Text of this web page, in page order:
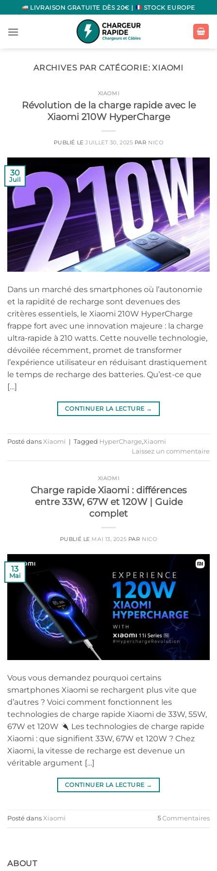
Passer
au
contenu
LIVRAISON GRATUITE DÈS 20€ | STOCK EUROPE
ARCHIVES PAR CATÉGORIE:XIAOMI
XIAOMI
Révolution de la charge rapide avec le
Xiaomi 210W HyperCharge
PUBLIÉ LEJUILLET 30, 2025 PAR NICO
30
Juil
Dans un marché des smartphones où l’autonomie
et la rapidité de recharge sont devenues des
critères essentiels, le Xiaomi 210W HyperCharge
frappe fort avec une innovation majeure : la charge
ultra-rapide à 210 watts. Cette nouvelle technologie,
dévoilée récemment, promet de transformer
l’expérience utilisateur en réduisant drastiquement
le temps de recharge des batteries. Qu’est-ce que
[…]
CONTINUER LA LECTURE →
Posté dans Xiaomi | Tagged HyperCharge,Xiaomi
Laissez un commentaire
XIAOMI
Charge rapide Xiaomi : différences
entre 33W, 67W et 120W | Guide
complet
PUBLIÉ LE MAI 13, 2025 PAR NICO
13
Mai
Vous vous demandez pourquoi certains
smartphones Xiaomi se rechargent plus vite que
d’autres ? Voici comment fonctionnent les
technologies de charge rapide Xiaomi de 33W, 55W,
67W et 120W
Les technologies de charge rapide
Xiaomi : que signifient 33W, 67W et 120W ? Chez
Xiaomi, la vitesse de recharge est devenue un
véritable argument […]
CONTINUER LA LECTURE →
Posté dans Xiaomi 5Commentaires
ABOUT